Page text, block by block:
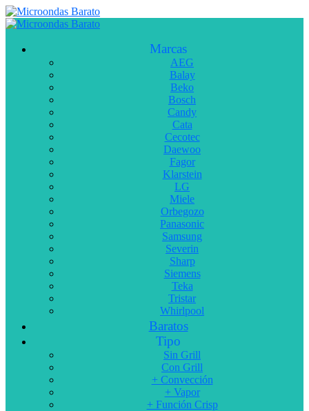
Marcas
AEG
Balay
Beko
Bosch
Candy
Cata
Cecotec
Daewoo
Fagor
Klarstein
LG
Miele
Orbegozo
Panasonic
Samsung
Severin
Sharp
Siemens
Teka
Tristar
Whirlpool
Baratos
Tipo
Sin Grill
Con Grill
+ Convección
+ Vapor
+ Función Crisp